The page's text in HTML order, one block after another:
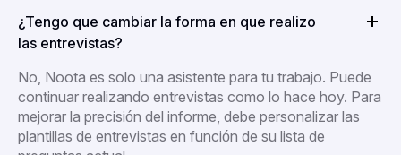
¿Tengo que cambiar la forma en que realizo
las entrevistas?
No, Noota es solo una asistente para tu trabajo. Puede
continuar realizando entrevistas como lo hace hoy. Para
mejorar la precisión del informe, debe personalizar las
plantillas de entrevistas en función de su lista de